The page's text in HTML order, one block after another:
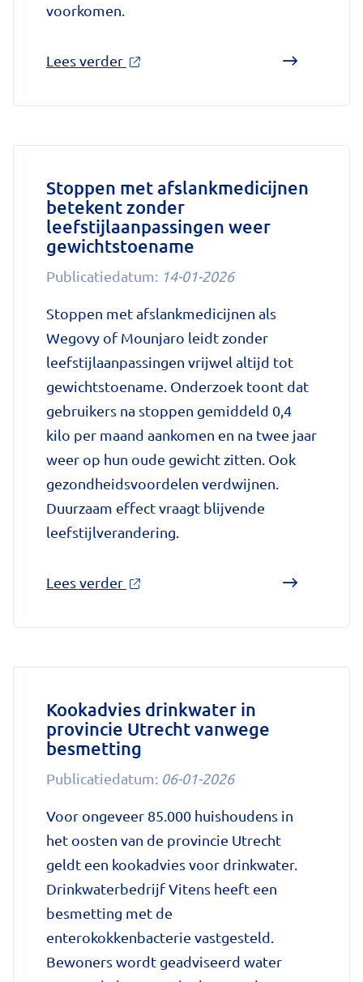
voorkomen.
Lees verder over
sinds
vergeten
ziekte
meer:
aantal
uitbraken
Nationale
Stoppen met afslankmedicijnen
betekent zonder
leefstijlaanpassingen weer
gewichtstoename
Publicatiedatum: 14-01-2026
Stoppen met afslankmedicijnen als
Wegovy of Mounjaro leidt zonder
leefstijlaanpassingen vrijwel altijd tot
gewichtstoename. Onderzoek toont dat
gebruikers na stoppen gemiddeld 0,4
kilo per maand aankomen en na twee jaar
weer op hun oude gewicht zitten. Ook
gezondheidsvoordelen verdwijnen.
Duurzaam effect vraagt blijvende
leefstijlverandering.
Lees verder over
met
zonder
leefstijlaanpassingen
weer
gewichtstoename'
Nationale
zorggids
Kookadvies drinkwater in
provincie Utrecht vanwege
besmetting
Publicatiedatum: 06-01-2026
Voor ongeveer 85.000 huishoudens in
het oosten van de provincie Utrecht
geldt een kookadvies voor drinkwater.
Drinkwaterbedrijf Vitens heeft een
besmetting met de
enterokokkenbacterie vastgesteld.
Bewoners wordt geadviseerd water